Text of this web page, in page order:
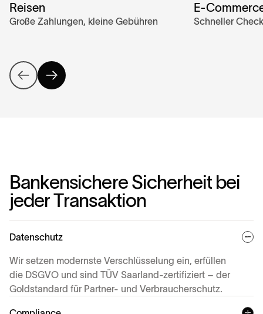
Reisen
Große Zahlungen, kleine Gebühren
E-
Schneller
Bankensichere Sicherheit bei
jederTransaktion
Datenschutz
Wir setzen modernste Verschlüsselung ein, erfüllen
die DSGVO und sind TÜV Saarland-zertifiziert – der
Goldstandard für Partner- und Verbraucherschutz.